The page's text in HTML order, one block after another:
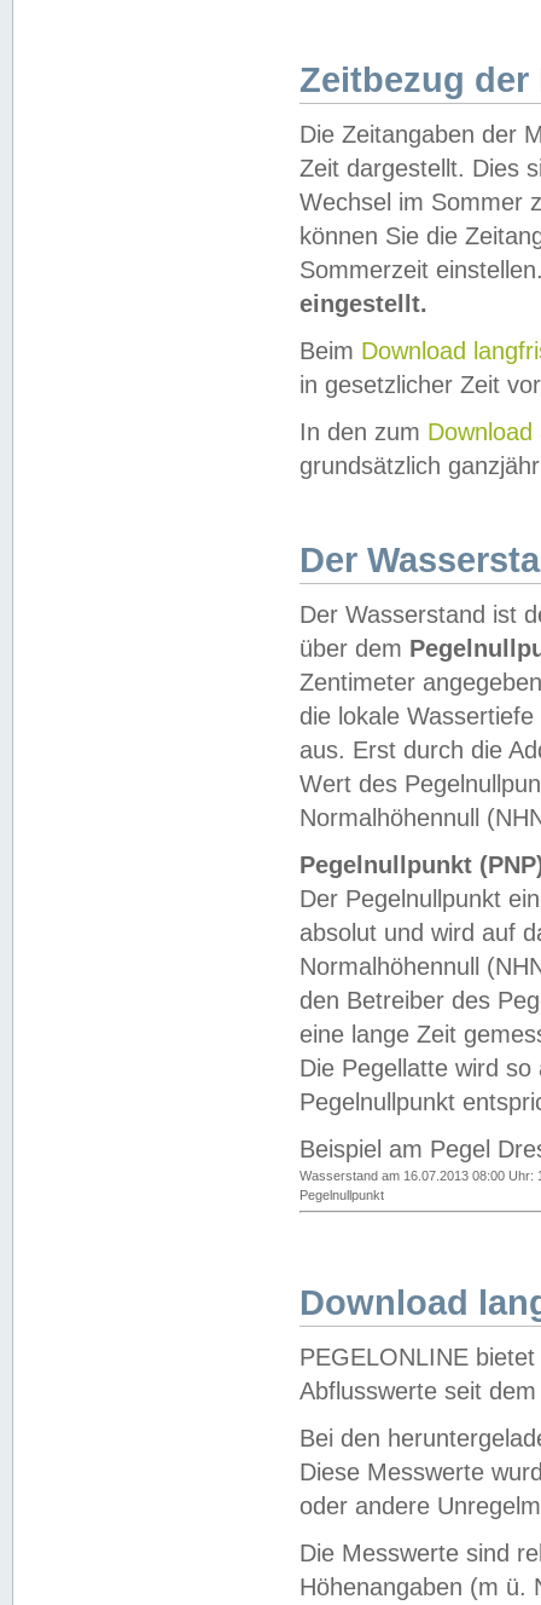
Zeitbezug der
Die Zeitangaben der
Zeit dargestellt. Dies
Wechsel im Sommer
können Sie die
Sommerzeit
eingestellt.
Beim Download
in gesetzlicher Zeit
In den zum Download
grundsätzlich
Der
Der Wasserstand ist
über dem
Zentimeter
die lokale
aus. Erst durch die
Wert des
Normalhöhennull
Pegelnullpunkt
Der Pegelnullpunkt
absolut und wird auf
Normalhöhennull
den Betreiber des
eine lange Zeit
Die Pegellatte wird
Pegelnullpunkt
Beispiel am Pegel
Wasserstand am 16.07.2013 08:00 Uhr:
Pegelnullpunkt
Download
PEGELONLINE
Abflusswerte seit
Bei den
Diese Messwerte
oder andere
Die Messwerte sind
Höhenangaben (m ü.